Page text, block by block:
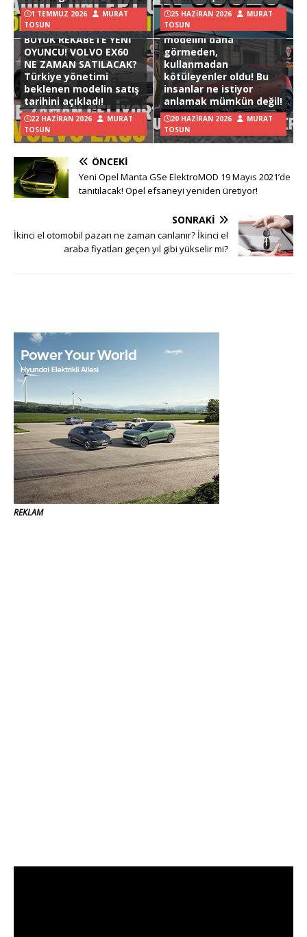
1 TEMMUZ 2026
MURAT
TOSUN
25 HAZIRAN 2026
MURAT
TOSUN
BÜYÜK REKABETE YENİ
OYUNCU! VOLVO EX60
NE ZAMAN SATILACAK?
Türkiye yönetimi
beklenen modelin satış
tarihini açıkladı!
22 HAZIRAN 2026
MURAT
TOSUN
Hyundai Ioniq 3
modelini daha
görmeden,
kullanmadan
kötüleyenler oldu! Bu
insanlar ne istiyor
anlamak mümkün değil!
20 HAZIRAN 2026
MURAT
TOSUN
ÖNCEKI
Yeni Opel Manta GSe ElektroMOD 19 Mayıs 2021’de
tanıtılacak! Opel efsaneyi yeniden üretiyor!
SONRAKI
İkinci el otomobil pazarı ne zaman canlanır? İkinci el
araba fiyatları geçen yıl gibi yükselir mi?
REKLAM